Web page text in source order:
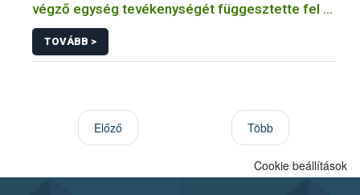
végző egység tevékenységét függesztette fel a
Nébih
TOVÁBB >
Előző Több
Cookie beállítások